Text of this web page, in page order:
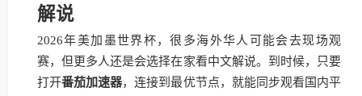
解说
2026年美加墨世界杯，很多海外华人可能会去现场观
赛，但更多人还是会选择在家看中文解说。到时候，只要
打开番茄加速器，连接到最优节点，就能同步观看国内平